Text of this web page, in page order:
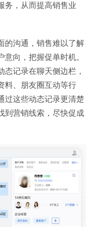
务，从而提高销售业
的沟通，销售难以了解
向，把握促单时机。
记录在聊天侧边栏，
料、朋友圈互动等行
过这些动态记录更清楚
到营销线索，尽快促成